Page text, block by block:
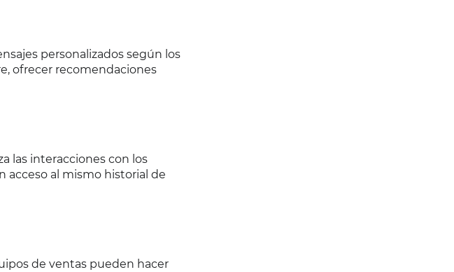
personalizados según los
ofrecer recomendaciones
las interacciones con los
acceso al mismo historial de
de ventas pueden hacer